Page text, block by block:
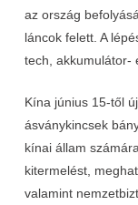
az ország
láncok felett. A
tech, akkumulátor-
Kína június 15-től
ásványkincsek
kínai állam
kitermelést,
valamint